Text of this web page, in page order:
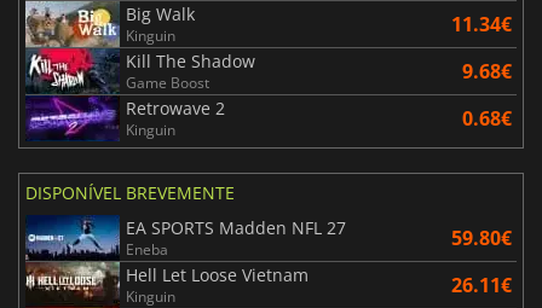
Big Walk
Kinguin 11.34€
Kill The Shadow
Game Boost 9.68€
Retrowave 2
Kinguin 0.68€
DISPONÍVEL BREVEMENTE
EA SPORTS Madden NFL 27
Eneba 59.80€
Hell Let Loose Vietnam
Kinguin 26.11€